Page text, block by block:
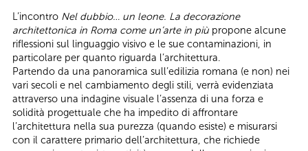
L’incontro Nel dubbio… un leone. La decorazione
architettonica in Roma come un’arte in più propone alcune
riflessioni sul linguaggio visivo e le sue contaminazioni, in
particolare per quanto riguarda l’architettura.
Partendo da una panoramica sull’edilizia romana (e non) nei
vari secoli e nel cambiamento degli stili, verrà evidenziata
attraverso una indagine visuale l’assenza di una forza e
solidità progettuale che ha impedito di affrontare
l’architettura nella sua purezza (quando esiste) e misurarsi
con il carattere primario dell’architettura, che richiede